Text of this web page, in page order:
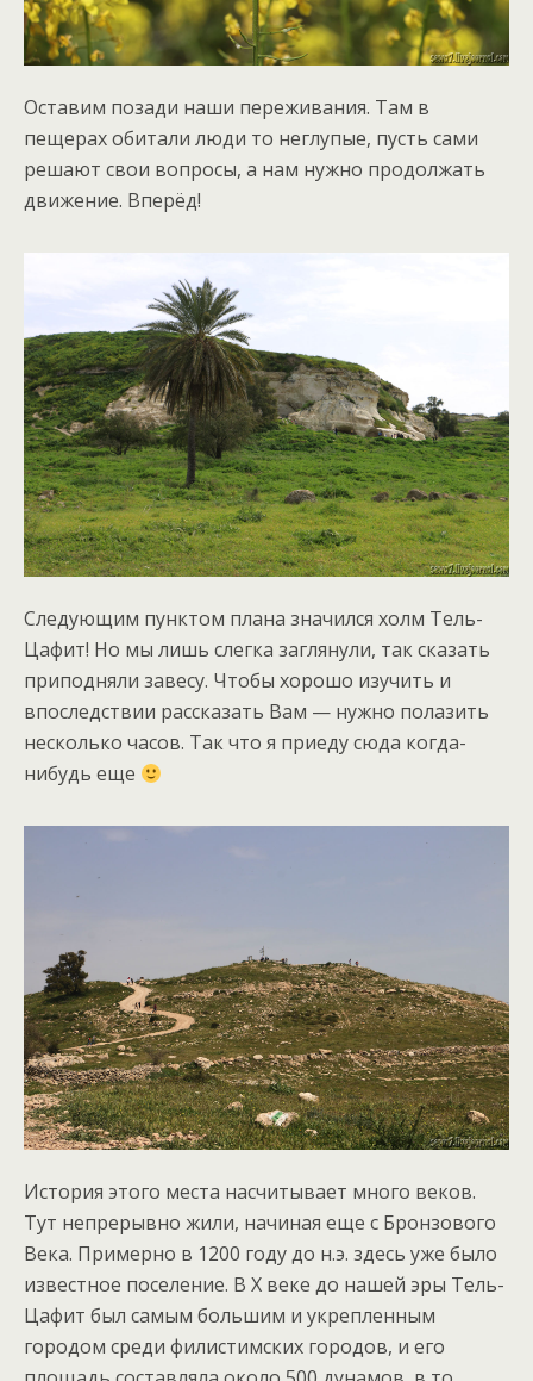
Оставим позади наши переживания. Там в
пещерах обитали люди то неглупые, пусть сами
решают свои вопросы, а нам нужно продолжать
движение. Вперёд!
Следующим пунктом плана значился холм Тель-
Цафит! Но мы лишь слегка заглянули, так сказать
приподняли завесу. Чтобы хорошо изучить и
впоследствии рассказать Вам — нужно полазить
несколько часов. Так что я приеду сюда когда-
нибудь еще
История этого места насчитывает много веков.
Тут непрерывно жили, начиная еще с Бронзового
Века. Примерно в 1200 году до н.э. здесь уже было
известное поселение. В X веке до нашей эры Тель-
Цафит был самым большим и укрепленным
городом среди филистимских городов, и его